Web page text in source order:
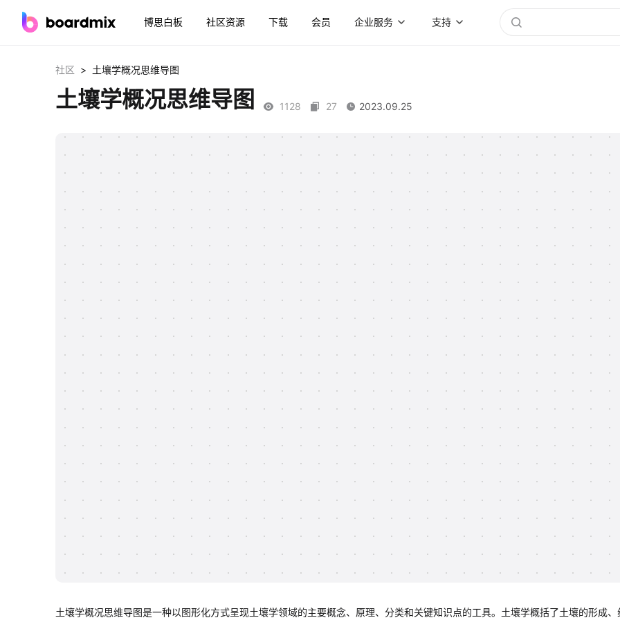
博思白板 社区资源 下载 会员 企业服务 支持
社区 > 土壤学概况思维导图
土壤学概况思维导图 1128 27 2023.09.25
土壤学概况思维导图是一种以图形化方式呈现土壤学领域的主要概念、原理、分类和关键知识点的工具。土壤学概括了土壤的形成、